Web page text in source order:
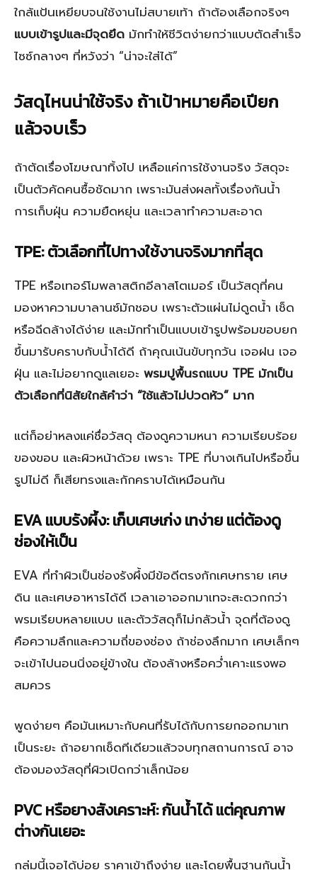
ใกล้แป้นเหยียบจนใช้งานไม่สบายเท้า ถ้าต้องเลือกจริงๆ
แบบเข้ารูปและมีจุดยึด มักทำให้ชีวิตง่ายกว่าแบบตัดสำเร็จ
ไซซ์กลางๆ ที่หวังว่า “น่าจะใส่ได้”
วัสดุไหนน่าใช้จริง ถ้าเป้าหมายคือเปียก
แล้วจบเร็ว
ถ้าตัดเรื่องโฆษณาทิ้งไป เหลือแค่การใช้งานจริง วัสดุจะ
เป็นตัวคัดคนซื้อชัดมาก เพราะมันส่งผลทั้งเรื่องกันน้ำ
การเก็บฝุ่น ความยืดหยุ่น และเวลาทำความสะอาด
TPE: ตัวเลือกที่ไปทางใช้งานจริงมากที่สุด
TPE หรือเทอร์โมพลาสติกอีลาสโตเมอร์ เป็นวัสดุที่คน
มองหาความบาลานซ์มักชอบ เพราะตัวแผ่นไม่ดูดน้ำ เช็ด
หรือฉีดล้างได้ง่าย และมักทำเป็นแบบเข้ารูปพร้อมขอบยก
ขึ้นมารับคราบกับน้ำได้ดี ถ้าคุณเน้นขับทุกวัน เจอฝน เจอ
ฝุ่น และไม่อยากดูแลเยอะ พรมปูพื้นรถแบบ TPE มักเป็น
ตัวเลือกที่นิสัยใกล้คำว่า “ใช้แล้วไม่ปวดหัว” มาก
แต่ก็อย่าหลงแค่ชื่อวัสดุ ต้องดูความหนา ความเรียบร้อย
ของขอบ และผิวหน้าด้วย เพราะ TPE ที่บางเกินไปหรือขึ้น
รูปไม่ดี ก็เสียทรงและกักคราบได้เหมือนกัน
EVA แบบรังผึ้ง: เก็บเศษเก่ง เทง่าย แต่ต้องดู
ช่องให้เป็น
EVA ที่ทำผิวเป็นช่องรังผึ้งมีข้อดีตรงกักเศษทราย เศษ
ดิน และเศษอาหารได้ดี เวลาเอาออกมาเทจะสะดวกกว่า
พรมเรียบหลายแบบ และตัววัสดุก็ไม่กลัวน้ำ จุดที่ต้องดู
คือความลึกและความถี่ของช่อง ถ้าช่องลึกมาก เศษเล็กๆ
จะเข้าไปนอนนิ่งอยู่ข้างใน ต้องล้างหรือคว่ำเคาะแรงพอ
สมควร
พูดง่ายๆ คือมันเหมาะกับคนที่รับได้กับการยกออกมาเท
เป็นระยะ ถ้าอยากเช็ดทีเดียวแล้วจบทุกสถานการณ์ อาจ
ต้องมองวัสดุที่ผิวเปิดกว่าเล็กน้อย
PVC หรือยางสังเคราะห์: กันน้ำได้ แต่คุณภาพ
ต่างกันเยอะ
กลุ่มนี้เจอได้บ่อย ราคาเข้าถึงง่าย และโดยพื้นฐานกันน้ำ